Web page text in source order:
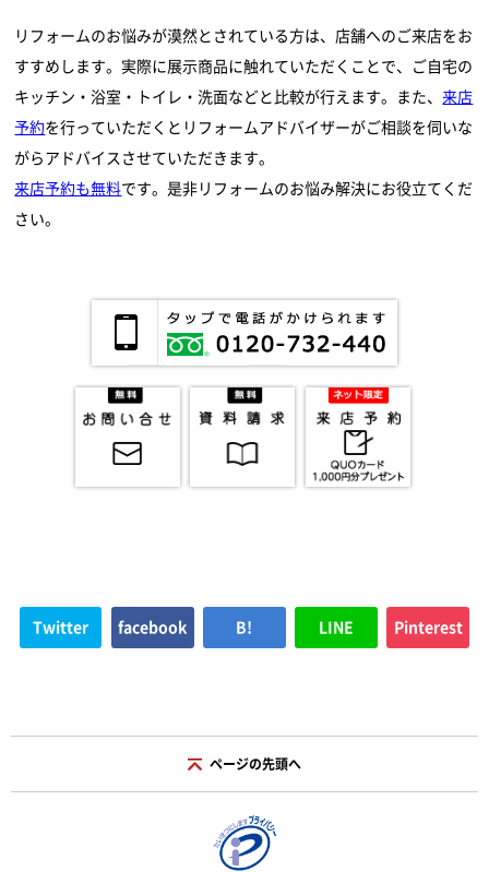
リフォームのお悩みが漠然とされている方は、店舗へのご来店をお
すすめします。実際に展示商品に触れていただくことで、ご自宅の
キッチン・浴室・トイレ・洗面などと比較が行えます。また、来店
予約を行っていただくとリフォームアドバイザーがご相談を伺いな
がらアドバイスさせていただきます。
来店予約も無料です。是非リフォームのお悩み解決にお役立てくだ
さい。
Twitter facebook B! LINE Pinterest
ページの先頭へ